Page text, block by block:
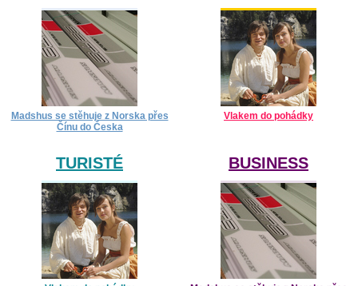
Madshus se stěhuje z Norska přes
Čínu do Česka
Vlakem do pohádky
TURISTÉ BUSINESS